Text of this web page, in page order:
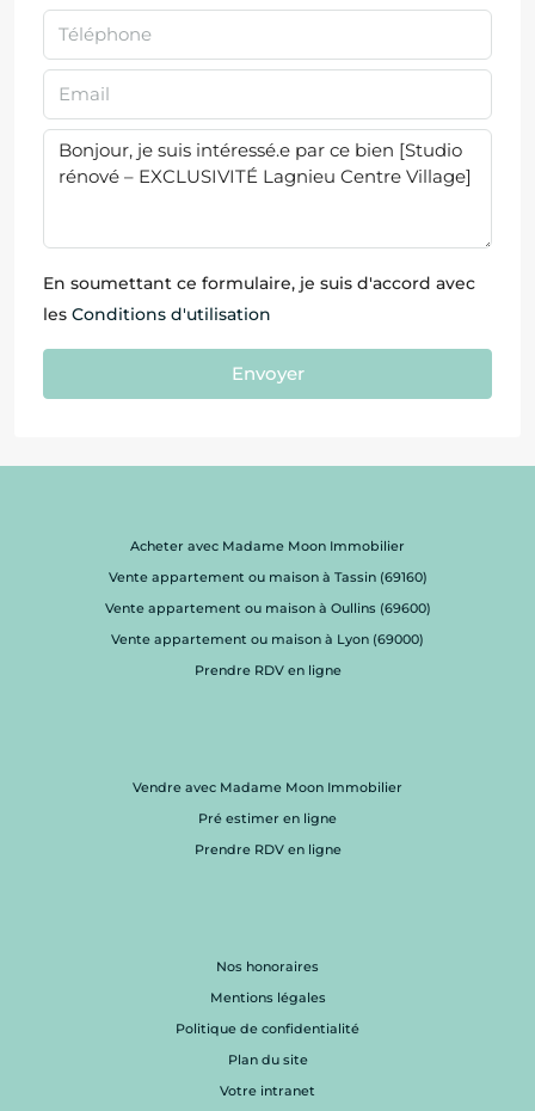
En soumettant ce formulaire, je suis d'accord avec
les Conditions d'utilisation
Envoyer
Acheter avec Madame Moon Immobilier
Vente appartement ou maison à Tassin (69160)
Vente appartement ou maison à Oullins (69600)
Vente appartement ou maison à Lyon (69000)
Prendre RDV en ligne
Vendre avec Madame Moon Immobilier
Pré estimer en ligne
Prendre RDV en ligne
Nos honoraires
Mentions légales
Politique de confidentialité
Plan du site
Votre intranet